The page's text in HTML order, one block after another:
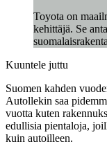
Toyota on
kehittäjä. Se
Kuuntele juttu
Suomen kahden
Autollekin saa
vuotta kuten
edullisia pientaloja,
kuin autoilleen.